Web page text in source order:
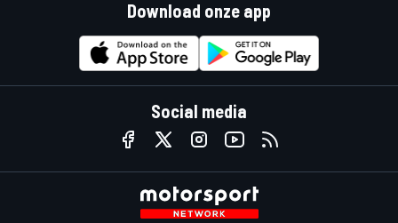
Download onze app
Social media